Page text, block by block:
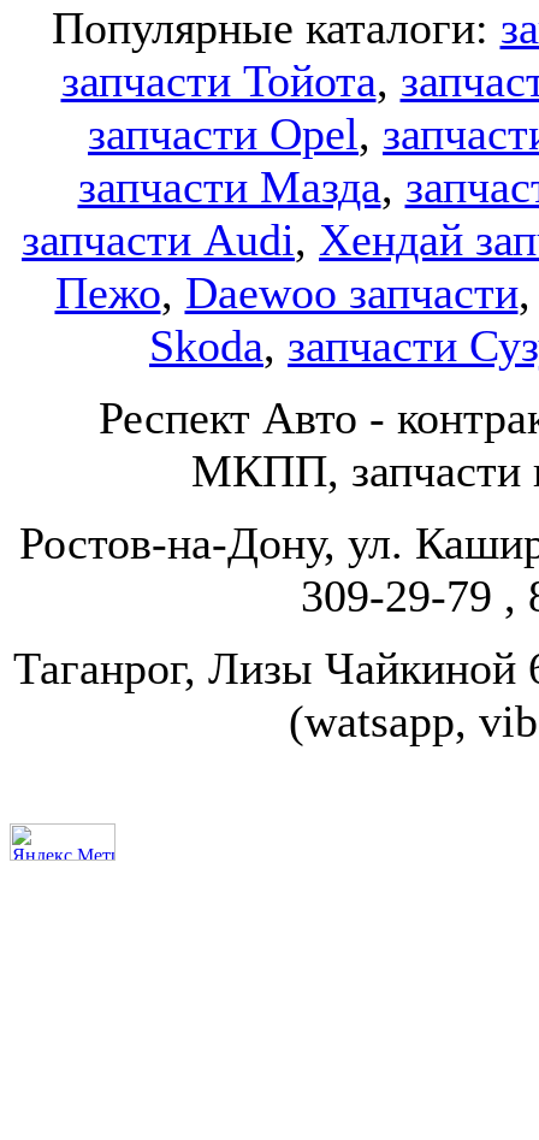
Популярные каталоги:
запчасти Тойота,
запчасти Opel,
запчасти Мазда,
запчасти Audi, Хендай
Пежо, Daewoo запчасти
Skoda, запчасти
Респект Авто -
МКПП, запчасти
Ростов-на-Дону, ул.
309-29-79 ,
Таганрог, Лизы
(watsapp,